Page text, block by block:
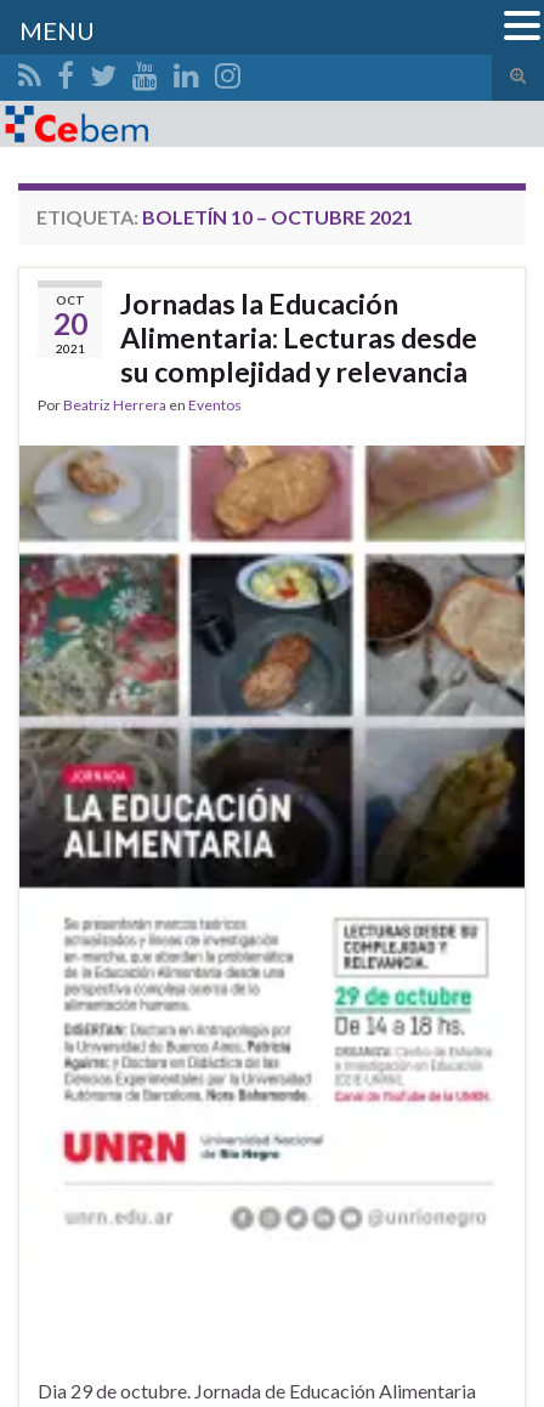
el
Search for:
ETIQUETA: BOLETÍN 10 – OCTUBRE 2021
OCT
20
2021
Jornadas la Educación
Alimentaria: Lecturas desde
su complejidad y relevancia
PorBeatriz Herrera en Eventos
Dia 29 de octubre. Jornada de Educación Alimentaria
MENU